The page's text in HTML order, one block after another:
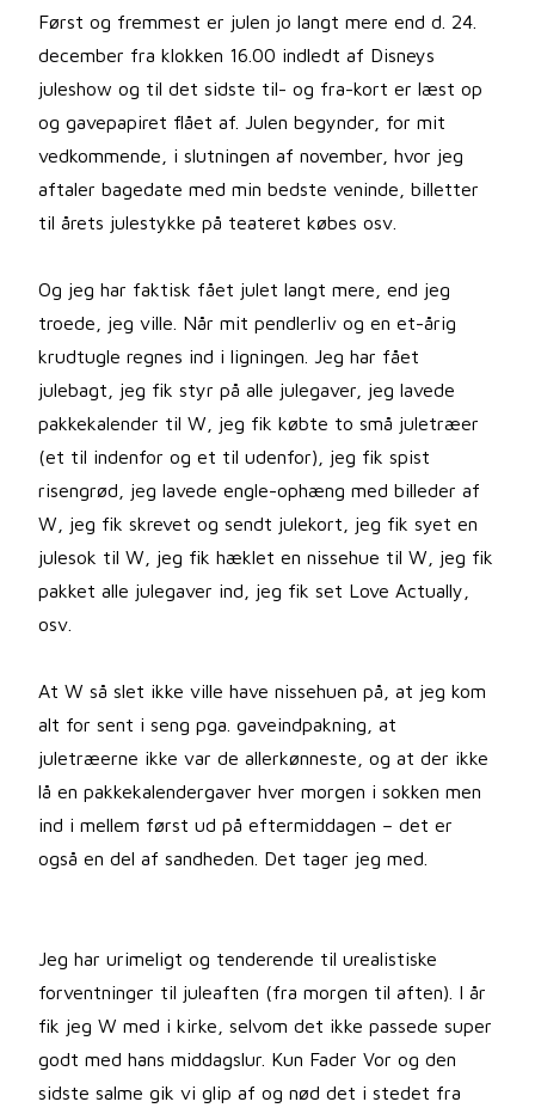
Først og fremmest er julen jo langt mere end d. 24.
december fra klokken 16.00 indledt af Disneys
juleshow og til det sidste til- og fra-kort er læst op
og gavepapiret flået af. Julen begynder, for mit
vedkommende, i slutningen af november, hvor jeg
aftaler bagedate med min bedste veninde, billetter
til årets julestykke på teateret købes osv.
Og jeg har faktisk fået julet langt mere, end jeg
troede, jeg ville. Når mit pendlerliv og en et-årig
krudtugle regnes ind i ligningen. Jeg har fået
julebagt, jeg fik styr på alle julegaver, jeg lavede
pakkekalender til W, jeg fik købte to små juletræer
(et til indenfor og et til udenfor), jeg fik spist
risengrød, jeg lavede engle-ophæng med billeder af
W, jeg fik skrevet og sendt julekort, jeg fik syet en
julesok til W, jeg fik hæklet en nissehue til W, jeg fik
pakket alle julegaver ind, jeg fik set Love Actually,
osv.
At W så slet ikke ville have nissehuen på, at jeg kom
alt for sent i seng pga. gaveindpakning, at
juletræerne ikke var de allerkønneste, og at der ikke
lå en pakkekalendergaver hver morgen i sokken men
ind i mellem først ud på eftermiddagen – det er
også en del af sandheden. Det tager jeg med.
Jeg har urimeligt og tenderende til urealistiske
forventninger til juleaften (fra morgen til aften). I år
fik jeg W med i kirke, selvom det ikke passede super
godt med hans middagslur. Kun Fader Vor og den
sidste salme gik vi glip af og nød det i stedet fra